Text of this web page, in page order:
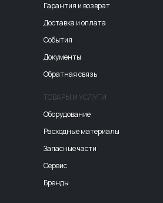
ТОВАРЫ И УСЛУГИ
Гарантия и возврат
Доставка и оплата
Оборудование
Расходные материалы
Запасные части
Сервис
События
Документы
Обратная связь
Бренды